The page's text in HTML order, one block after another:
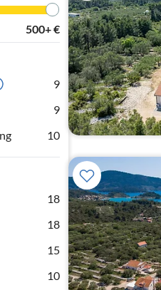
500+€
9
9
10
18
18
15
10